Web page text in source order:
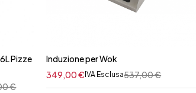
Pizze
€
Induzione per Wok
537,00€
349,00€ IVA Esclusa